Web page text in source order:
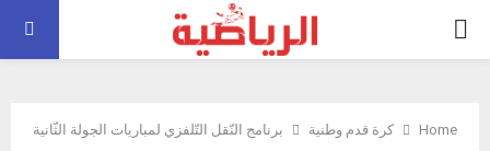
PRIMARY
Home كرة قدم وطنية برنامج النّقل التّلفزي لمباريات الجولة الثّانية